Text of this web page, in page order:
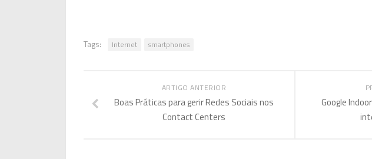
Tags: Internet smartphones
Google
ARTIGO ANTERIOR
Boas Práticas para gerir Redes Sociais nos
Contact Centers